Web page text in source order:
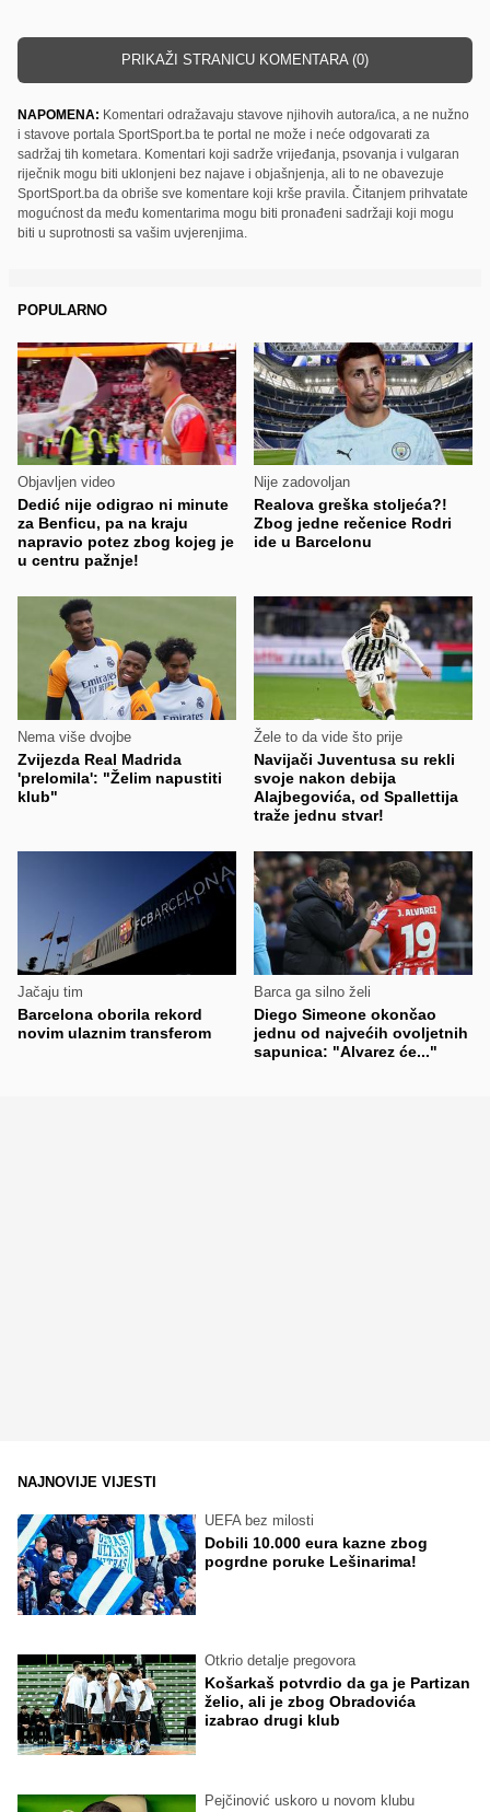
PRIKAŽI STRANICU KOMENTARA (0)
NAPOMENA: Komentari odražavaju stavove njihovih autora/ica, a ne nužno
i stavove portala SportSport.ba te portal ne može i neće odgovarati za
sadržaj tih kometara. Komentari koji sadrže vrijeđanja, psovanja i vulgaran
riječnik mogu biti uklonjeni bez najave i objašnjenja, ali to ne obavezuje
SportSport.ba da obriše sve komentare koji krše pravila. Čitanjem prihvatate
mogućnost da među komentarima mogu biti pronađeni sadržaji koji mogu
biti u suprotnosti sa vašim uvjerenjima.
POPULARNO
Objavljen video
Dedić nije odigrao ni minute
za Benficu, pa na kraju
napravio potez zbog kojeg je
u centru pažnje!
Nije zadovoljan
Realova greška stoljeća?!
Zbog jedne rečenice Rodri
ide u Barcelonu
Nema više dvojbe
Zvijezda Real Madrida
'prelomila': "Želim napustiti
klub"
Žele to da vide što prije
Navijači Juventusa su rekli
svoje nakon debija
Alajbegovića, od Spallettija
traže jednu stvar!
Jačaju tim
Barcelona oborila rekord
novim ulaznim transferom
Barca ga silno želi
Diego Simeone okončao
jednu od najvećih ovoljetnih
sapunica: "Alvarez će..."
NAJNOVIJE VIJESTI
UEFA bez milosti
Dobili 10.000 eura kazne zbog
pogrdne poruke Lešinarima!
Otkrio detalje pregovora
Košarkaš potvrdio da ga je Partizan
želio, ali je zbog Obradovića
izabrao drugi klub
Pejčinović uskoro u novom klubu